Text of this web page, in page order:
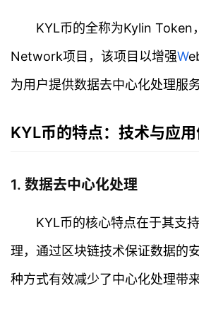
KYL币的全称为Kylin Token
Network项目，该项目以增强W
为用户提供数据去中心化处理服务
KYL币的特点：技术与应
1. 数据去中心化处理
KYL币的核心特点在于其支
理，通过区块链技术保证数据的
种方式有效减少了中心化处理带